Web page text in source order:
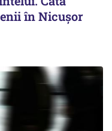
în Nicușor